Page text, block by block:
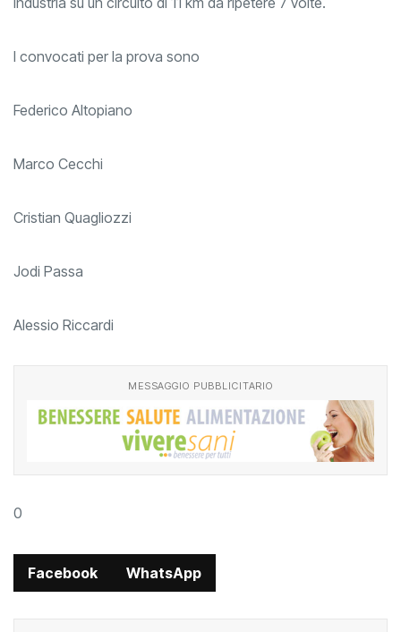
I convocati per la prova sono
Federico Altopiano
Marco Cecchi
Cristian Quagliozzi
Jodi Passa
Alessio Riccardi
MESSAGGIO PUBBLICITARIO
0
Facebook WhatsApp